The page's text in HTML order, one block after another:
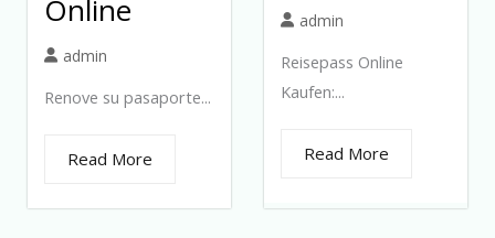
Online
admin
Renove su pasaporte...
Read More
admin
Reisepass Online
Kaufen:...
Read More